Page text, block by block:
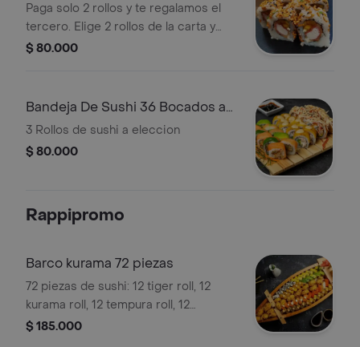
Paga solo 2 rollos y te regalamos el
tercero. Elige 2 rollos de la carta y
recibe 1 rollo gratis apanado de la
$ 80.000
Bandeja De Sushi 36 Bocados a
Eleccion
3 Rollos de sushi a eleccion
$ 80.000
Rappipromo
Barco kurama 72 piezas
72 piezas de sushi: 12 tiger roll, 12
kurama roll, 12 tempura roll, 12
arcoiris, 12 saga roll, 12 kioto roll. ( sale
$ 185.000